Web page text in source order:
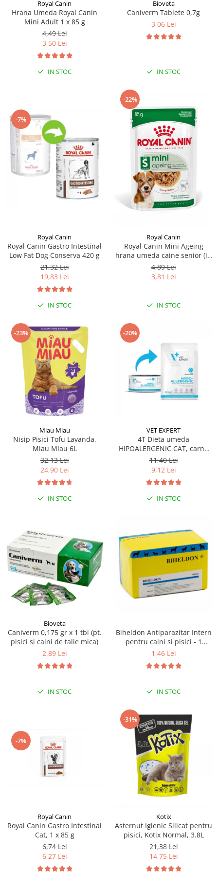
Sampoane si Balsamuri
Servetele Umede
Covorase absorbante
Curatare Ochi
Igiena Catel
Custi transport - Pisici
Jucarii Pisici
Lese, Hamuri si Zgarzi
Paturi, perne si cosuri pentru pisici
Recompense Delicioase
Royal Canin
Hrana Umeda Royal Canin
Mini Adult 1 x 85 g
4,49 Lei
3,50 Lei
IN STOC
Bioveta
Caniverm Tablete 0,7g
3,06 Lei
IN STOC
-7%
Royal Canin
Royal Canin Gastro Intestinal
Low Fat Dog Conserva 420 g
21,32 Lei
19,83 Lei
IN STOC
-22%
Royal Canin
Royal Canin Mini Ageing
hrana umeda caine senior (in
sos), 1 x 85 g
4,89 Lei
3,81 Lei
IN STOC
-23%
Miau Miau
Nisip Pisici Tofu Lavanda,
Miau Miau 6L
32,13 Lei
24,90 Lei
IN STOC
-20%
VET EXPERT
4T Dieta umeda
HIPOALERGENIC CAT, carne
de curcan, plic 100 gr
11,40 Lei
9,12 Lei
IN STOC
Bioveta
Caniverm 0,175 gr x 1 tbl (pt.
pisici si caini de talie mica)
2,89 Lei
IN STOC
Biheldon Antiparazitar Intern
pentru caini si pisici - 1
comprimate
1,46 Lei
IN STOC
-7%
Royal Canin
Royal Canin Gastro Intestinal
Cat, 1 x 85 g
6,74 Lei
6,27 Lei
-31%
Kotix
Asternut Igienic Silicat pentru
pisici, Kotix Normal, 3.8L
21,38 Lei
14,75 Lei